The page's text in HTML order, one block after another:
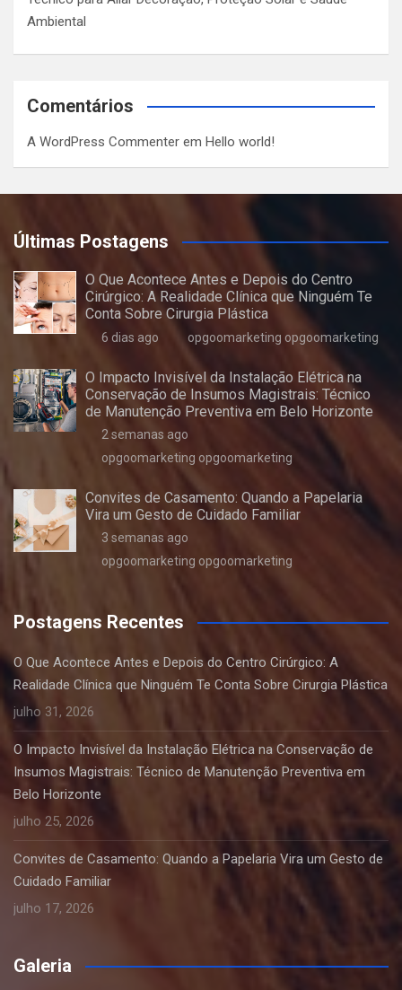
Ambiental
Comentários
A WordPress Commenter em Hello world!
Últimas Postagens
O Que Acontece Antes e Depois do Centro
Cirúrgico: A Realidade Clínica que Ninguém Te
Conta Sobre Cirurgia Plástica
6 dias ago opgoomarketing opgoomarketing
O Impacto Invisível da Instalação Elétrica na
Conservação de Insumos Magistrais: Técnico
de Manutenção Preventiva em Belo Horizonte
2 semanas ago
opgoomarketing opgoomarketing
Convites de Casamento: Quando a Papelaria
Vira um Gesto de Cuidado Familiar
3 semanas ago
opgoomarketing opgoomarketing
Postagens Recentes
O Que Acontece Antes e Depois do Centro Cirúrgico: A
Realidade Clínica que Ninguém Te Conta Sobre Cirurgia Plástica
julho 31, 2026
O Impacto Invisível da Instalação Elétrica na Conservação de
Insumos Magistrais: Técnico de Manutenção Preventiva em
Belo Horizonte
julho 25, 2026
Convites de Casamento: Quando a Papelaria Vira um Gesto de
Cuidado Familiar
julho 17, 2026
Galeria